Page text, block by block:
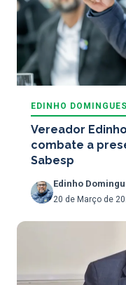
EDINHO DOMINGUES
Vereador
combate a
Sabesp
Edinho
20 de Março de